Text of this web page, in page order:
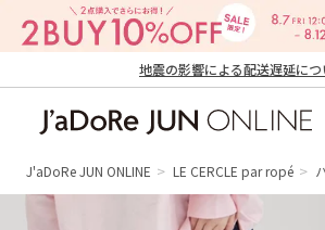
地震の影響による配送遅延につ
ン オンライン）
J'aDoRe JUN ONLINE LE CERCLE par ropé